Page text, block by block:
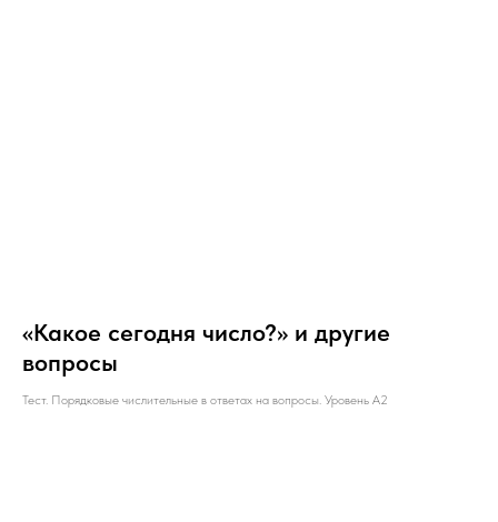
«Какое сегодня число?» и другие
вопросы
Тест. Порядковые числительные в ответах на вопросы. Уровень А2